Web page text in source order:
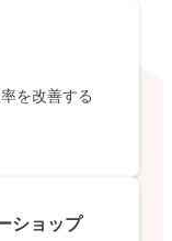
を改善する
ショップ